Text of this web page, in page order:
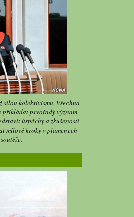
kolektivismu. Všechna
přikládat prvořadý význam
úspěchy a zkušenosti
mílové kroky v plamenech